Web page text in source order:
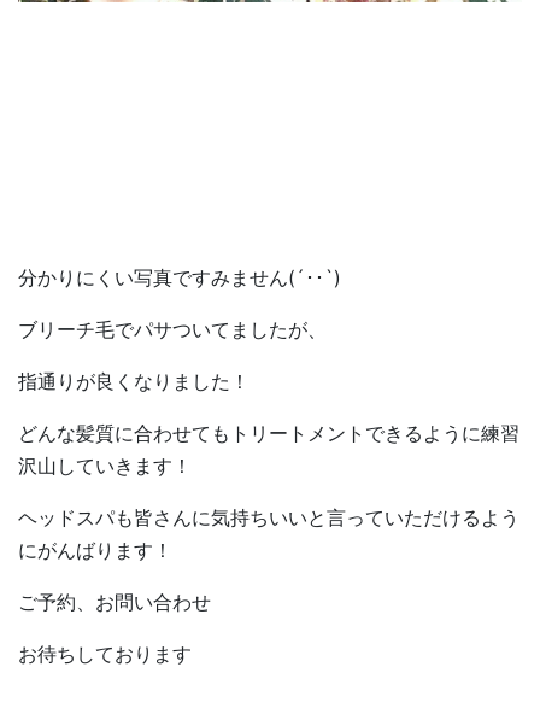
分かりにくい写真ですみません(´･･`)
ブリーチ毛でパサついてましたが、
指通りが良くなりました！
どんな髪質に合わせてもトリートメントできるように練習
沢山していきます！
ヘッドスパも皆さんに気持ちいいと言っていただけるよう
にがんばります！
ご予約、お問い合わせ
お待ちしております